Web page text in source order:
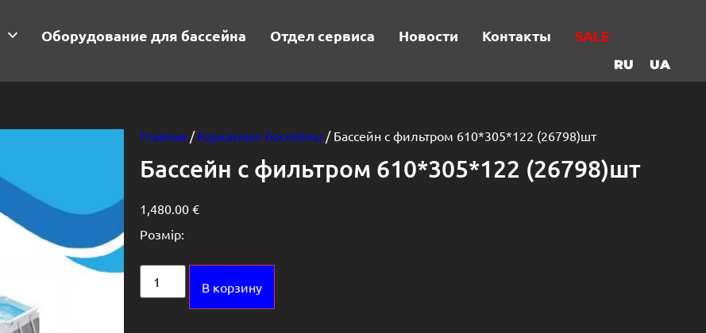
Оборудование для бассейна Отдел сервиса Новости Контакты SALE
RU UA
Главная / Каркасные бассейны / Бассейн с фильтром 610*305*122 (26798)шт
Бассейн с фильтром 610*305*122 (26798)шт
1,480.00€
Розмір:
В корзину